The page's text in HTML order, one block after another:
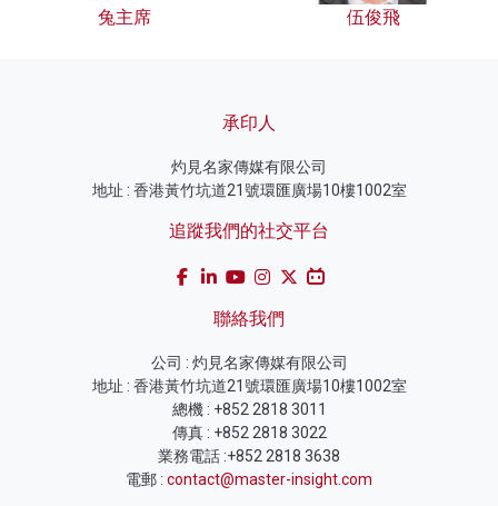
兔主席 伍俊飛
承印人
灼見名家傳媒有限公司
地址 : 香港黃竹坑道21號環匯廣場10樓1002室
追蹤我們的社交平台
聯絡我們
公司 : 灼見名家傳媒有限公司
地址 : 香港黃竹坑道21號環匯廣場10樓1002室
總機 : +852 2818 3011
傳真 : +852 2818 3022
業務電話 :+852 2818 3638
電郵 : contact@master-insight.com